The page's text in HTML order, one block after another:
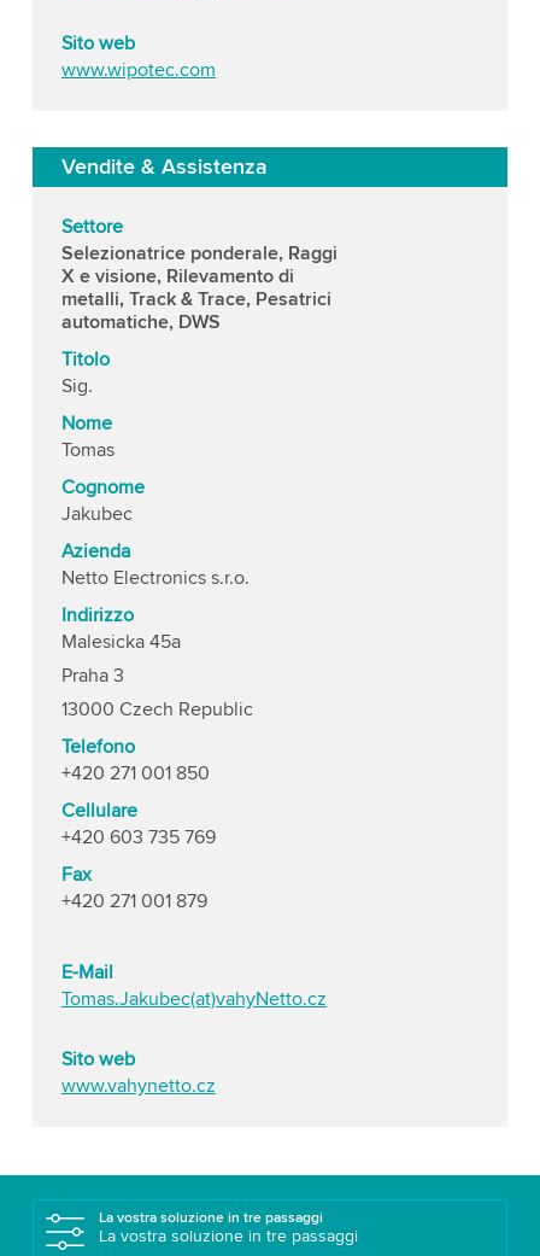
Sito web
www.wipotec.com
Vendite & Assistenza
Settore
Selezionatrice ponderale, Raggi
X e visione, Rilevamento di
metalli, Track & Trace, Pesatrici
automatiche, DWS
Titolo
Sig.
Nome
Tomas
Cognome
Jakubec
Azienda
Netto Electronics s.r.o.
Indirizzo
Malesicka 45a
Praha 3
13000 Czech Republic
Telefono
+420 271 001 850
Cellulare
+420 603 735 769
Fax
+420 271 001 879
E-Mail
Tomas.Jakubec(at)vahyNetto.cz
Sito web
www.vahynetto.cz
La vostra soluzione in tre passaggi
La vostra soluzione in tre passaggi